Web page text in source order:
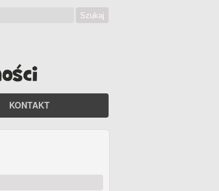
KONTAKT